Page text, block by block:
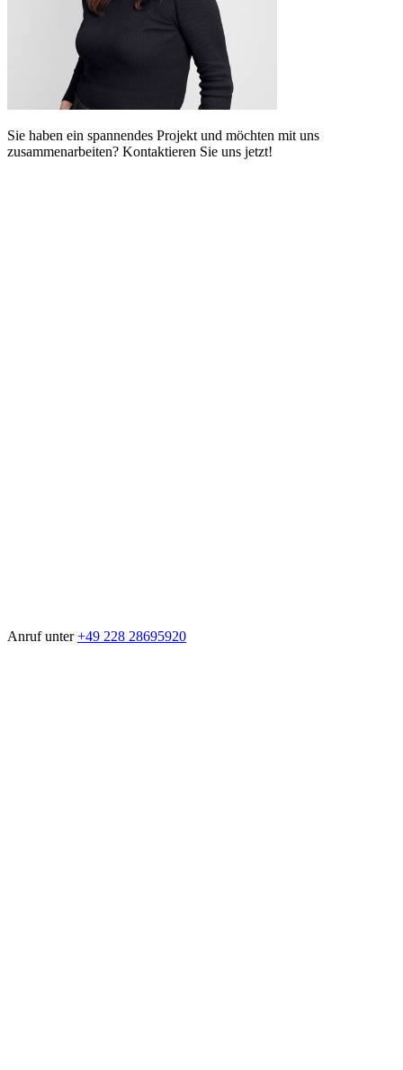
Sie haben ein spannendes Projekt und möchten mit uns
zusammenarbeiten? Kontaktieren Sie uns jetzt!
Anruf unter +49 228 28695920